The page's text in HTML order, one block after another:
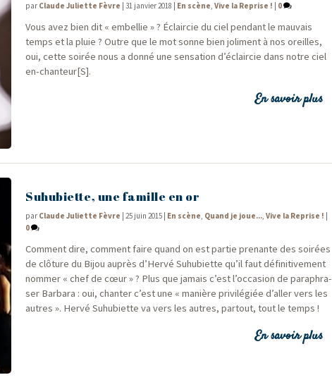
par Claude Juliette Fèvre |31 janvier 2018 En scène,Vive la Reprise ! 0
Vous avez bien dit « embel­lie » ? Éclair­cie du ciel pen­dant le mau­vais
temps et la pluie ? Outre que le mot sonne bien joli­ment à nos oreilles,
oui, cette soi­rée nous a don­né une sen­sa­tion d’éclaircie dans notre ciel
en-chanteur[S].
En savoir plus
Suhubiette, une famille en or
par Claude Juliette Fèvre |25 juin 2015 En scène, Quand je joue...,Vive la Reprise !
0
Com­ment dire, com­ment faire quand on est par­tie pre­nante des soi­rées
de clô­ture du Bijou auprès d’Hervé Suhu­biette qu’il faut défi­ni­ti­ve­ment
nom­mer « chef de cœur » ? Plus que jamais c’est l’occasion de para­phra­
ser Bar­ba­ra : oui, chan­ter c’est une « manière pri­vi­lé­giée d’aller vers les
autres ». Her­vé Suhu­biette va vers les autres, par­tout, tout le temps !
En savoir plus